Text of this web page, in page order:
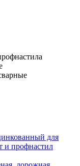
для
и профнастил